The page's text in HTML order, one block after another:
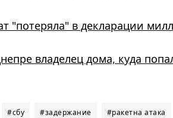
"потеряла" в декларации
владелец дома, куда
#сбу #задержание #ракетна атака